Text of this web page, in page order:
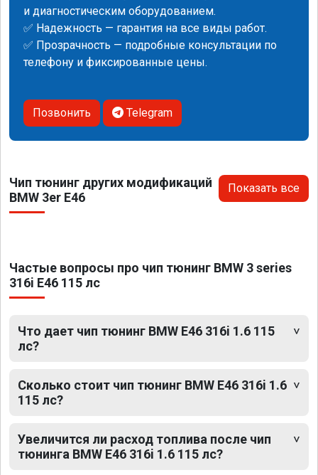
и диагностическим оборудованием.
✅ Надежность — гарантия на все виды работ.
✅ Прозрачность — подробные консультации по
телефону и фиксированные цены.
Позвонить Telegram
Чип тюнинг других модификаций
BMW 3er E46
Показать все
Частые вопросы про чип тюнинг BMW 3 series
316i E46 115 лс
Что дает чип тюнинг BMW E46 316i 1.6 115
лс?
Сколько стоит чип тюнинг BMW E46 316i 1.6
115 лс?
Увеличится ли расход топлива после чип
тюнинга BMW E46 316i 1.6 115 лс?